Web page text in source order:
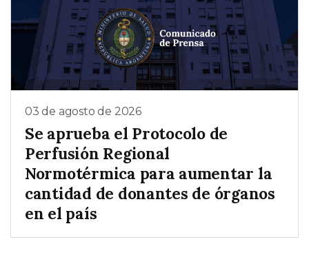
03 de agosto de 2026
Se aprueba el Protocolo de
Perfusión Regional
Normotérmica para aumentar la
cantidad de donantes de órganos
en el país